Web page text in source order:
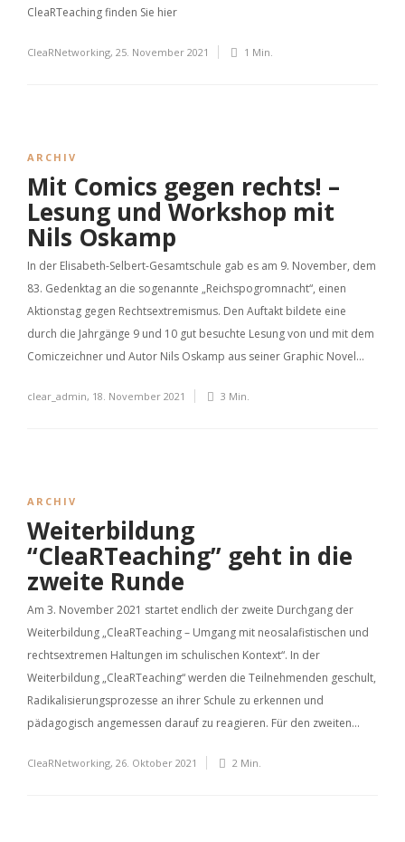
CleaRTeaching finden Sie hier
CleaRNetworking, 25. November 2021 1 Min.
ARCHIV
Mit Comics gegen rechts! –
Lesung und Workshop mit
Nils Oskamp
In der Elisabeth-Selbert-Gesamtschule gab es am 9. November, dem
83. Gedenktag an die sogenannte „Reichspogromnacht“, einen
Aktionstag gegen Rechtsextremismus. Den Auftakt bildete eine
durch die Jahrgänge 9 und 10 gut besuchte Lesung von und mit dem
Comiczeichner und Autor Nils Oskamp aus seiner Graphic Novel...
clear_admin, 18. November 2021 3 Min.
ARCHIV
Weiterbildung
“CleaRTeaching” geht in die
zweite Runde
Am 3. November 2021 startet endlich der zweite Durchgang der
Weiterbildung „CleaRTeaching – Umgang mit neosalafistischen und
rechtsextremen Haltungen im schulischen Kontext“. In der
Weiterbildung „CleaRTeaching“ werden die Teilnehmenden geschult,
Radikalisierungsprozesse an ihrer Schule zu erkennen und
pädagogisch angemessen darauf zu reagieren. Für den zweiten...
CleaRNetworking, 26. Oktober 2021 2 Min.